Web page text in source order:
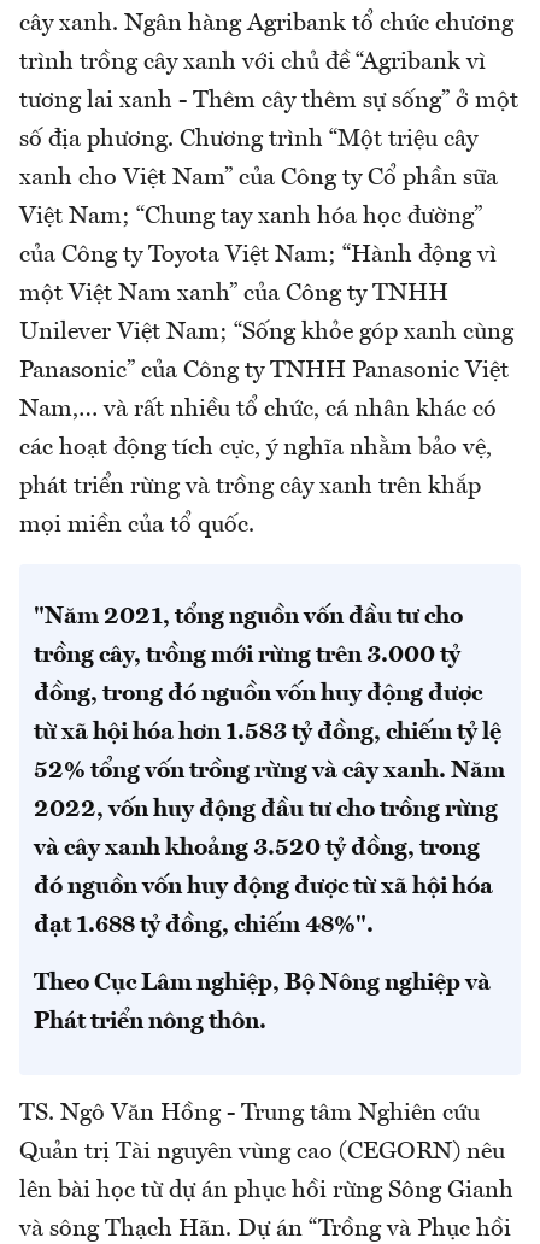
cây xanh. Ngân hàng Agribank tổ chức chương
trình trồng cây xanh với chủ đề “Agribank vì
tương lai xanh - Thêm cây thêm sự sống” ở một
số địa phương. Chương trình “Một triệu cây
xanh cho Việt Nam” của Công ty Cổ phần sữa
Việt Nam; “Chung tay xanh hóa học đường”
của Công ty Toyota Việt Nam; “Hành động vì
một Việt Nam xanh” của Công ty TNHH
Unilever Việt Nam; “Sống khỏe góp xanh cùng
Panasonic” của Công ty TNHH Panasonic Việt
Nam,… và rất nhiều tổ chức, cá nhân khác có
các hoạt động tích cực, ý nghĩa nhằm bảo vệ,
phát triển rừng và trồng cây xanh trên khắp
mọi miền của tổ quốc.
"Năm 2021, tổng nguồn vốn đầu tư cho
trồng cây, trồng mới rừng trên 3.000 tỷ
đồng, trong đó nguồn vốn huy động được
từ xã hội hóa hơn 1.583 tỷ đồng, chiếm tỷ lệ
52% tổng vốn trồng rừng và cây xanh. Năm
2022, vốn huy động đầu tư cho trồng rừng
và cây xanh khoảng 3.520 tỷ đồng, trong
đó nguồn vốn huy động được từ xã hội hóa
đạt 1.688 tỷ đồng, chiếm 48%".
Theo Cục Lâm nghiệp, Bộ Nông nghiệp và
Phát triển nông thôn.
TS. Ngô Văn Hồng - Trung tâm Nghiên cứu
Quản trị Tài nguyên vùng cao (CEGORN) nêu
lên bài học từ dự án phục hồi rừng Sông Gianh
và sông Thạch Hãn. Dự án “Trồng và Phục hồi